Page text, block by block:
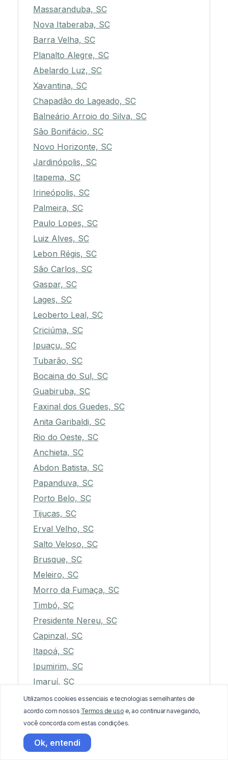
Massaranduba, SC
Nova Itaberaba, SC
Barra Velha, SC
Planalto Alegre, SC
Abelardo Luz, SC
Xavantina, SC
Chapadão do Lageado, SC
Balneário Arroio do Silva, SC
São Bonifácio, SC
Novo Horizonte, SC
Jardinópolis, SC
Itapema, SC
Irineópolis, SC
Palmeira, SC
Paulo Lopes, SC
Luiz Alves, SC
Lebon Régis, SC
São Carlos, SC
Gaspar, SC
Lages, SC
Leoberto Leal, SC
Criciúma, SC
Ipuaçu, SC
Tubarão, SC
Bocaina do Sul, SC
Guabiruba, SC
Faxinal dos Guedes, SC
Anita Garibaldi, SC
Rio do Oeste, SC
Anchieta, SC
Abdon Batista, SC
Papanduva, SC
Porto Belo, SC
Tijucas, SC
Erval Velho, SC
Salto Veloso, SC
Brusque, SC
Meleiro, SC
Morro da Fumaça, SC
Timbó, SC
Presidente Nereu, SC
Capinzal, SC
Itapoá, SC
Ipumirim, SC
Imaruí, SC
Palmitos, SC
Celso Ramos, SC
Capão Alto, SC
Benedito Novo, SC
Utilizamos cookies essenciais e tecnologias semelhantes de
acordo com nossos Termos de uso e, ao continuar navegando,
você concorda com estas condições.
Ok, entendi